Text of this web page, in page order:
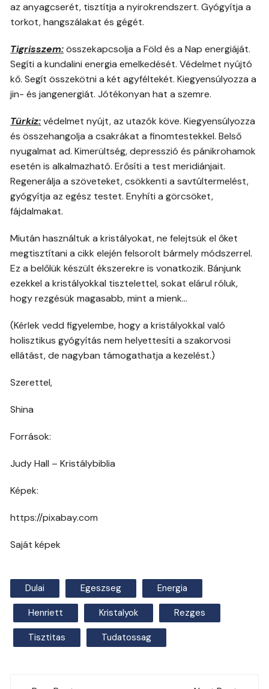
az anyagcserét, tisztítja a nyirokrendszert. Gyógyítja a
torkot, hangszálakat és gégét.
Tigrisszem:összekapcsolja a Föld és a Nap energiáját.
Segíti a kundalini energia emelkedését. Védelmet nyújtó
kő. Segít összekötni a két agyféltekét. Kiegyensúlyozza a
jin- és jangenergiát. Jótékonyan hat a szemre.
Türkiz:védelmet nyújt, az utazók köve. Kiegyensúlyozza
és összehangolja a csakrákat a finomtestekkel. Belső
nyugalmat ad. Kimerültség, depresszió és pánikrohamok
esetén is alkalmazható. Erősíti a test meridiánjait.
Regenerálja a szöveteket, csökkenti a savtúltermelést,
gyógyítja az egész testet. Enyhíti a görcsöket,
fájdalmakat.
Miután használtuk a kristályokat, ne felejtsük el őket
megtisztítani a cikk elején felsorolt bármely módszerrel.
Ez a belőlük készült ékszerekre is vonatkozik. Bánjunk
ezekkel a kristályokkal tisztelettel, sokat elárul róluk,
hogy rezgésük magasabb, mint a mienk…
(Kérlek vedd figyelembe, hogy a kristályokkal való
holisztikus gyógyítás nem helyettesíti a szakorvosi
ellátást, de nagyban támogathatja a kezelést.)
Szerettel,
Shina
Források:
Judy Hall – Kristálybiblia
Képek:
https://pixabay.com
Saját képek
Dulai Egeszseg Energia
Henriett Kristalyok Rezges
Tisztitas Tudatossag